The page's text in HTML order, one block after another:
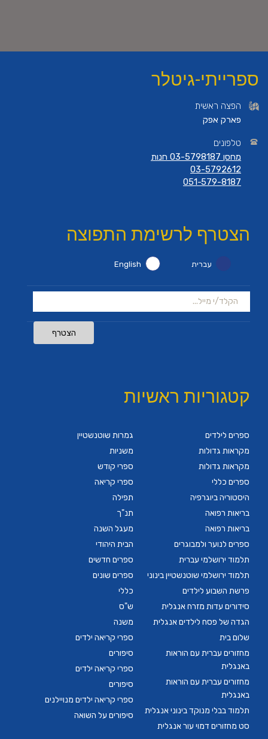
ספרייתי-גיטלר
הפצה ראשית
פארק אפק
טלפונים
מחסן 03-5798187 חנות
03-5792612
051-579-8187
הצטרף לרשימת התפוצה
עברית English
הצטרף
קטגוריות ראשיות
גמרות שוטנשטיין
משניות
ספרי קודש
ספרי קריאה
תפילה
תנ"ך
מעגל השנה
הבית היהודי
ספרים חדשים
ספרים שונים
כללי
ש"ס
משנה
ספרי קריאה ילדים
סיפורים
ספרי קריאה ילדים
סיפורים
ספרי קריאה ילדים מנויילנים
סיפורים על השואה
ספרים לילדים
מקראות גדולות
מקראות גדולות
ספרים כללי
היסטוריה ביוגרפיה
בריאות רפואה
בריאות רפואה
ספרים לנוער ולמבוגרים
תלמוד ירושלמי עברית
תלמוד ירושלמי שוטנשטיין בינוני
פרשת השבוע לילדים
סידורים עדות מזרח אנגלית
הגדה של פסח לילדים אנגלית
שלום בית
מחזורים עברית עם הוראות
באנגלית
מחזורים עברית עם הוראות
באנגלית
תלמוד בבלי מנוקד בינוני אנגלית
סט מחזורים דמוי עור אנגלית